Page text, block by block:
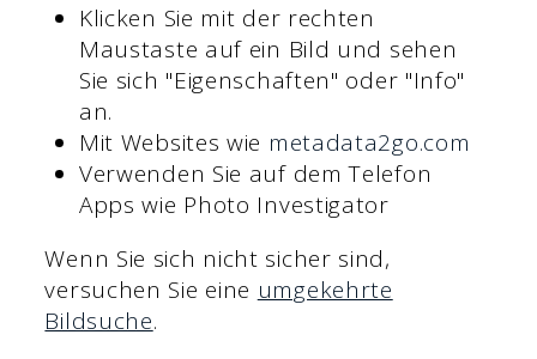
Klicken Sie mit der rechten
Maustaste auf ein Bild und sehen
Sie sich "Eigenschaften" oder "Info"
an.
Mit Websites wie metadata2go.com
Verwenden Sie auf dem Telefon
Apps wie Photo Investigator
Wenn Sie sich nicht sicher sind,
versuchen Sie eine umgekehrte
Bildsuche.